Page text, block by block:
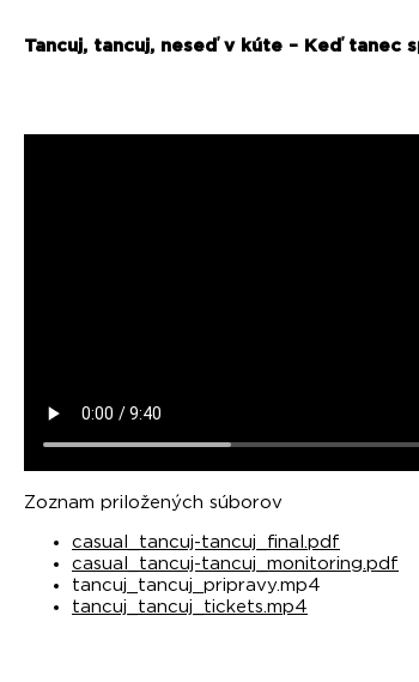
Tancuj, tancuj, neseď v kúte – Keď tanec
Zoznam priložených súborov
casual_tancuj-tancuj_final.pdf
casual_tancuj-tancuj_monitoring.pdf
tancuj_tancuj_pripravy.mp4
tancuj_tancuj_tickets.mp4